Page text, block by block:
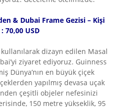
& Dubai Frame Gezisi – Kişi
: 70,00 USD
dizayn edilen Masal
ziyaret ediyoruz. Guinness
Dünya’nın en büyük çiçek
yapılmış devasa uçak
çeşitli objeler nefesinizi
150 metre yükseklik, 95